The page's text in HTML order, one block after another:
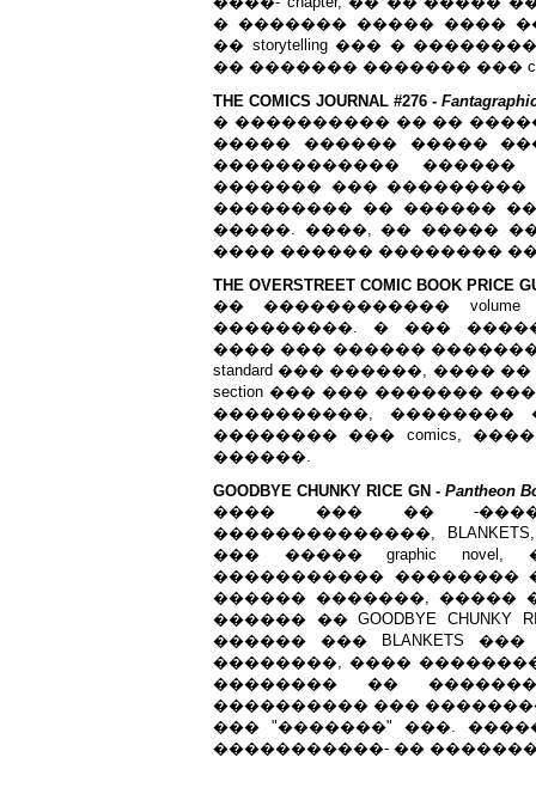
� ������� ����� ����
�� storytelling ��� �
�� ������� ������� ���
THE COMICS JOURNAL #276 -
� ���������� �� ��
����� ������ �����
������������ ������
������� ��� ���������
��������� �� ������
�����. ����, �� ����� ���
���� ������ ��������
THE OVERSTREET COMIC BOOK PRICE
�� ������������
���������. � ���
���� ��� ������
standard ��� ������, ���� ��
section ��� ��� �������
����������, ��������
�������� ��� comics,
������.
GOODBYE CHUNKY RICE GN - Pantheon
���� ��� �� -
��������������,
��� ����� graphic
����������� ��������
������ �������, �����
������ �� GOODBYE
������ ��� BLANKETS
��������, ����
�������� ��
���������� ���
��� "�������" ���.
�����������- ��